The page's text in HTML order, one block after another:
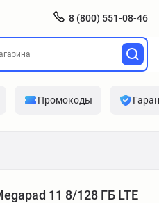
8 (800) 551-08-46
Промокоды
11 8/128 ГБ LTE